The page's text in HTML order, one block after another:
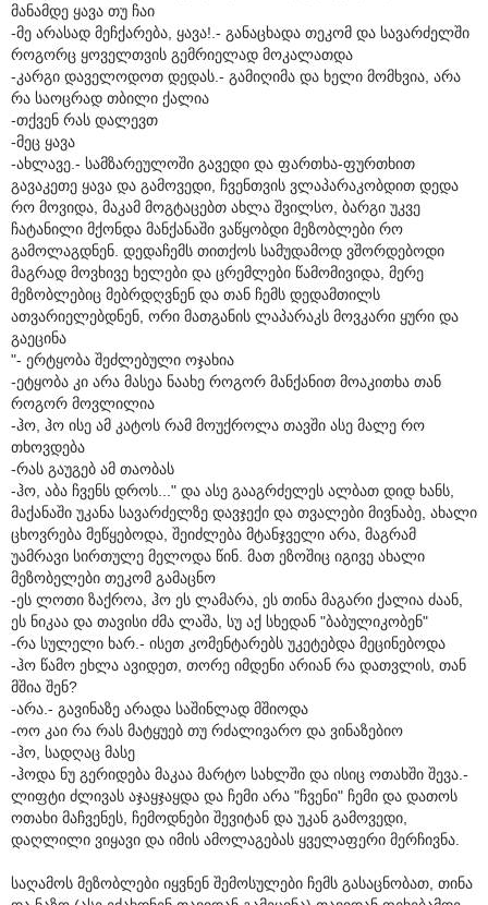
მანამდე ყავა თუ ჩაი
-მე არასად მეჩქარება, ყავა!.- განაცხადა თეკომ და სავარძელში
როგორც ყოველთვის გემრიელად მოკალათდა
-კარგი დაველოდოთ დედას.- გამიღიმა და ხელი მომხვია, არა
რა საოცრად თბილი ქალია
-თქვენ რას დალევთ
-მეც ყავა
-ახლავე.- სამზარეულოში გავედი და ფართხა-ფურთხით
გავაკეთე ყავა და გამოვედი, ჩვენთვის ვლაპარაკობდით დედა
რო მოვიდა, მაკამ მოგტაცებთ ახლა შვილსო, ბარგი უკვე
ჩატანილი მქონდა მანქანაში ვაწყობდი მეზობლები რო
გამოლაგდნენ. დედაჩემს თითქოს სამუდამოდ ვშორდებოდი
მაგრად მოვხივე ხელები და ცრემლები წამომივიდა, მერე
მეზობლებიც მებრდღვნენ და თან ჩემს დედამთილს
ათვარიელებდნენ, ორი მათგანის ლაპარაკს მოვკარი ყური და
გაეცინა
"- ერტყობა შეძლებული ოჯახია
-ეტყობა კი არა მასეა ნაახე როგორ მანქანით მოაკითხა თან
როგორ მოვლილია
-ჰო, ჰო ისე ამ კატოს რამ მოუქროლა თავში ასე მალე რო
თხოვდება
-რას გაუგებ ამ თაობას
-ჰო, აბა ჩვენს დროს..." და ასე გააგრძელეს ალბათ დიდ ხანს,
მაქანაში უკანა სავარძელზე დავჯექი და თვალები მივნაბე, ახალი
ცხოვრება მეწყებოდა, შეიძლება მტანჯველი არა, მაგრამ
უამრავი სირთულე მელოდა წინ. მათ ეზოშიც იგივე ახალი
მეზობელები თეკომ გამაცნო
-ეს ლოთი ზაქროა, ჰო ეს ლამარა, ეს თინა მაგარი ქალია ძაან,
ეს ნიკაა და თავისი ძმა ლაშა, სუ აქ სხედან "ბაბულიკობენ"
-რა სულელი ხარ.- ისეთ კომენტარებს უკეტებდა მეცინებოდა
-ჰო წამო ეხლა ავიდეთ, თორე იმდენი არიან რა დათვლის, თან
მშია შენ?
-არა.- გავინაზე არადა საშინლად მშიოდა
-ოო კაი რა რას მატყუებ თუ რძალივარო და ვინაზებიო
-ჰო, სადღაც მასე
-ჰოდა ნუ გერიდება მაკაა მარტო სახლში და ისიც ოთახში შევა.-
ლიფტი ძლივას აჯაყჯაყდა და ჩემი არა "ჩვენი" ჩემი და დათოს
ოთახი მაჩვენეს, ჩემოდნები შევიტან და უკან გამოვედი,
დაღლილი ვიყავი და იმის ამოლაგებას ყველაფერი მერჩივნა.
საღამოს მეზობლები იყვნენ შემოსულები ჩემს გასაცნობათ, თინა